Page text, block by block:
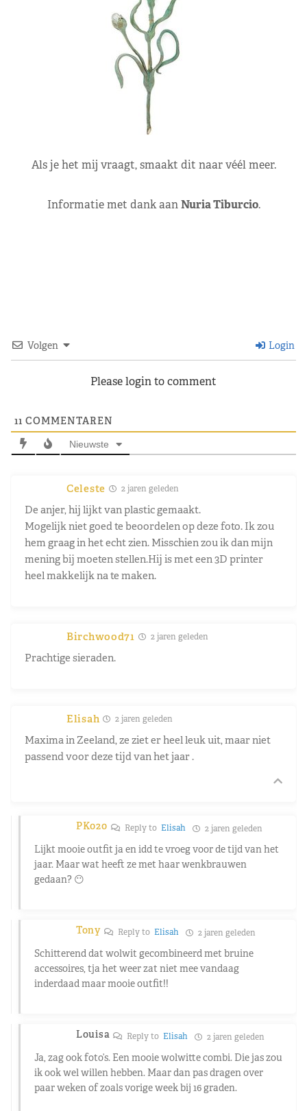
Als je het mij vraagt, smaakt dit naar véél meer.
Informatie met dank aanNuria Tiburcio.
Volgen Login
Please login to comment
11 COMMENTAREN
Nieuwste
Celeste 2 jaren geleden
De anjer, hij lijkt van plastic gemaakt.
Mogelijk niet goed te beoordelen op deze foto. Ik zou
hem graag in het echt zien. Misschien zou ik dan mijn
mening bij moeten stellen.Hij is met een 3D printer
heel makkelijk na te maken.
Birchwood71 2 jaren geleden
Prachtige sieraden.
Elisah 2 jaren geleden
Maxima in Zeeland, ze ziet er heel leuk uit, maar niet
passend voor deze tijd van het jaar .
PK020 Reply to Elisah 2 jaren geleden
Lijkt mooie outfit ja en idd te vroeg voor de tijd van het
jaar. Maar wat heeft ze met haar wenkbrauwen
gedaan? 😶
Tony Reply to Elisah 2 jaren geleden
Schitterend dat wolwit gecombineerd met bruine
accessoires, tja het weer zat niet mee vandaag
inderdaad maar mooie outfit!!
Louisa Reply toElisah 2 jaren geleden
Ja, zag ook foto’s. Een mooie wolwitte combi. Die jas zou
ik ook wel willen hebben. Maar dan pas dragen over
paar weken of zoals vorige week bij 16 graden.